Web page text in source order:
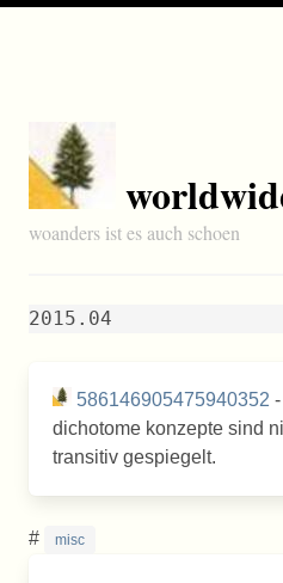
woanders ist es auch schoen
2015.04
586146905475940352
dichotome konzepte sind
transitiv gespiegelt.
# misc